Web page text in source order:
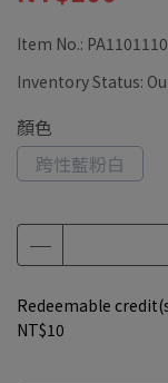
Item No.: PA1101110
Inventory Status:
顏色
跨性藍粉白
Redeemable
NT$10